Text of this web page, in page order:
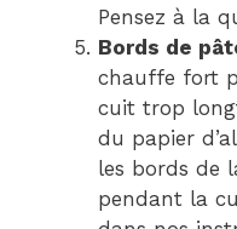
Pensez à la
Bords de
chauffe fort
cuit trop
du papier
les bords de
pendant la